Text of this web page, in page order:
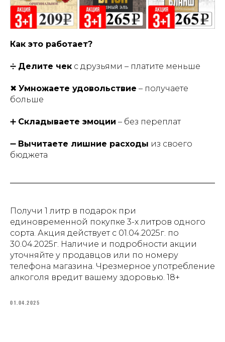
Как это работает?
➗ Делите чек с друзьями – платите меньше
✖ Умножаете удовольствие – получаете
больше
➕ Складываете эмоции – без переплат
➖ Вычитаете лишние расходы из своего
бюджета
Получи 1 литр в подарок при
единовременной покупке 3-х литров одного
сорта. Акция действует с 01.04.2025г. по
30.04.2025г. Наличие и подробности акции
уточняйте у продавцов или по номеру
телефона магазина. Чрезмерное употребление
алкоголя вредит вашему здоровью. 18+
01.04.2025